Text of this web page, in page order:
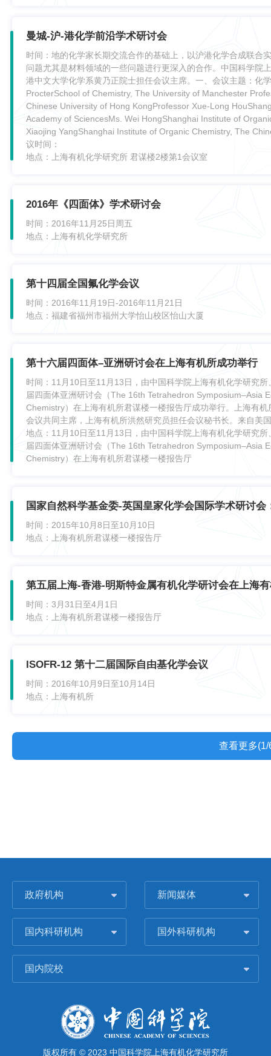
曼城-沪-港化学前沿学术研讨会
时间： 地的化学家长期交流合作的基础上，以沪港化学合成联合
问题尤其是材料领域的一些问题进行更深入的合作。中国科学院
港中文大学化学系黄乃正院士担任会议主席。一、会议主题：化
ProcterSchool of Chemistry, The University of Manchester
Chinese University of Hong KongProfessor Xue-Long
Academy of SciencesMs. Wei HongShanghai Institute of
Xiaojing YangShanghai Institute of Organic Chemistry, The
议时间：
地点：
上海有机化学研究所 君谋楼2楼第1会议室
2016年《四面体》学术研讨会
时间： 2016年11月25日周五
地点：
上海有机化学研究所
第十四届全国氟化学会议
时间： 2016年11月19日-2016年11月21日
地点： 福建省福州市福州大学怡山校区怡山大厦
第十六届四面体–亚洲研讨会在上海有机所成功举行
时间： 11月10日至11月13日，由中国科学院上海有机化学研究
届四面体亚洲研讨会（The 16th Tetrahedron Symposium–Asia
Chemistry）在上海有机所君谋楼一楼报告厅成功举行。上海有
会议共同主席，上海有机所洪然研究员担任会议秘书长。来自美
地点： 11月10日至11月13日，由中国科学院上海有机化学研究
届四面体亚洲研讨会（The 16th Tetrahedron Symposium–Asia
Chemistry）在上海有机所君谋楼一楼报告厅
国家自然科学基金委-英国皇家化学会国际学术研讨
时间： 2015年10月8日至10月10日
地点：
上海有机所君谋楼一楼报告厅
第五届上海-香港-明斯特金属有机化学研讨会在上海
时间： 3月31日至4月1日
地点：
上海有机所君谋楼一楼报告厅
ISOFR-12 第十二届国际自由基化学会议
时间： 2016年10月9日至10月14日
地点：
上海有机所
查看更多(1/
政府机构 新闻媒体
国内科研机构 国外科研机构
国内院校
版权所有 © 2023 中国科学院上海有机化学研究所